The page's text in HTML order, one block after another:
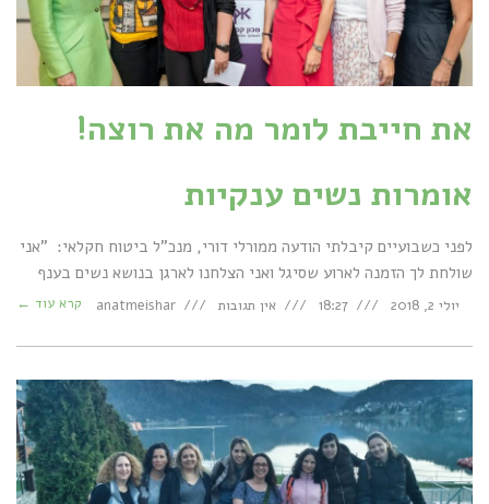
את חייבת לומר מה את רוצה!
אומרות נשים ענקיות
לפני כשבועיים קיבלתי הודעה ממורלי דורי, מנכ"ל ביטוח חקלאי: "אני
שולחת לך הזמנה לארוע שסיגל ואני הצלחנו לארגן בנושא נשים בענף
יולי 2, 2018 18:27 אין תגובות anatmeishar קרא עוד ←